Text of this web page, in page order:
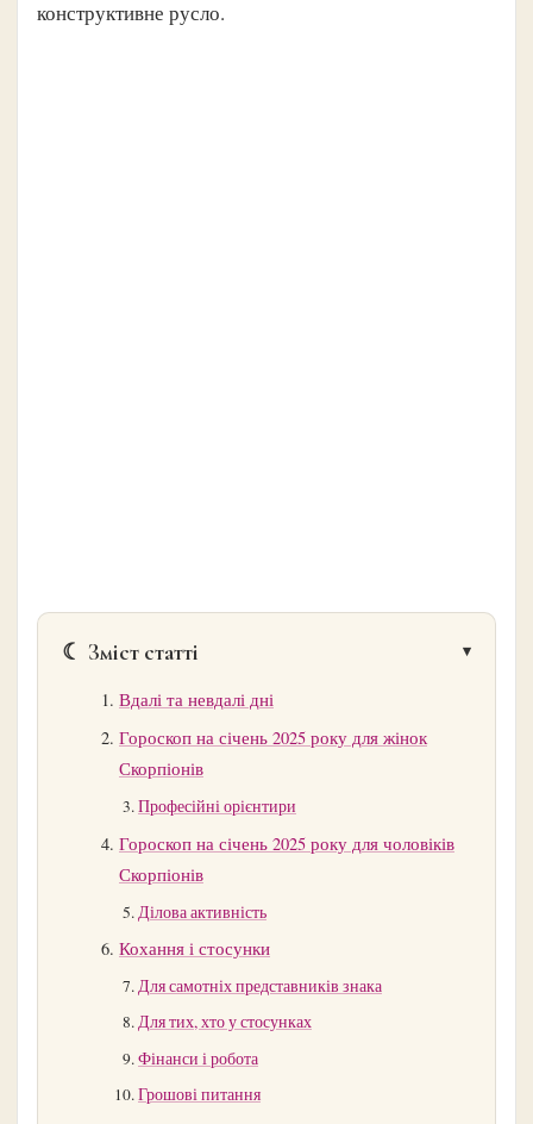
конструктивне русло.
☾ Зміст статті
Вдалі та невдалі дні
Гороскоп на січень 2025 року для жінок
Скорпіонів
Професійні орієнтири
Гороскоп на січень 2025 року для чоловіків
Скорпіонів
Ділова активність
Кохання і стосунки
Для самотніх представників знака
Для тих, хто у стосунках
Фінанси і робота
Грошові питання